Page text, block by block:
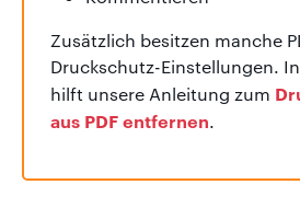
Zusätzlich besitzen manche
Druckschutz-Einstellungen.
hilft unsere Anleitung zum
aus PDF entfernen.